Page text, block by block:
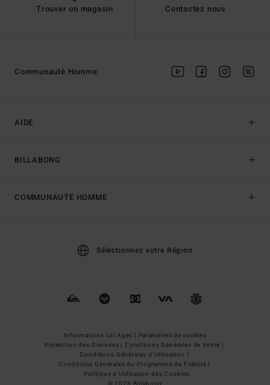
Trouver un magasin Contactez nous
AIDE
BILLABONG
Communauté Homme
COMMUNAUTÉ HOMME
Sélectionnez votre Région
Informations Loi Agec | Paramètres de cookies
Protection des Données | Conditions Générales de Vente |
Conditions Générales d'Utilisation |
Conditions Générales du Programme de Fidélité |
Politique d'Utilisation des Cookies